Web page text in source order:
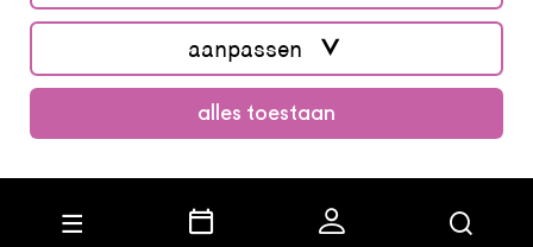
koop kaarten
Website by The Cre8ion.Lab
aanpassen
alles toestaan